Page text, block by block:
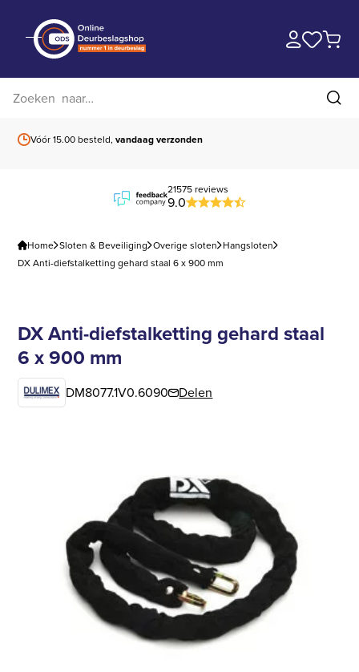
Vóór 15.00 besteld,vandaag verzonden
21575 reviews
9.0
Home Sloten & Beveiliging Overige sloten Hangsloten
DX Anti-diefstalketting gehard staal 6 x 900 mm
DX Anti-diefstalketting gehard staal
6 x 900 mm
DM8077.1V0.6090 Delen